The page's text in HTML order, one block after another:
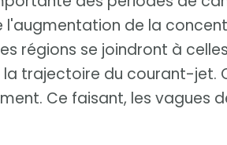
l'augmentation de la
régions se joindront à
trajectoire du courant-jet.
Ce faisant, les vagues